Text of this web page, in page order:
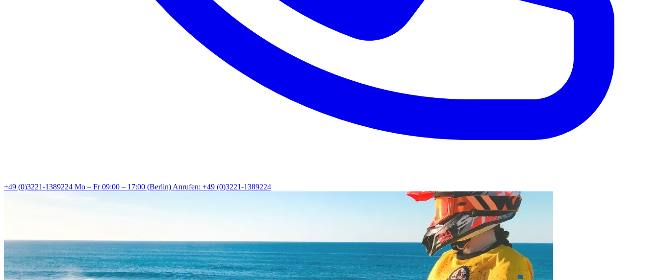
+49 (0)3221-1389224 Mo – Fr 09:00 – 17:00 (Berlin) Anrufen: +49 (0)3221-1389224